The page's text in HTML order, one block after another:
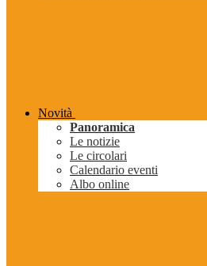
Novità
Panoramica
Le notizie
Le circolari
Calendario eventi
Albo online